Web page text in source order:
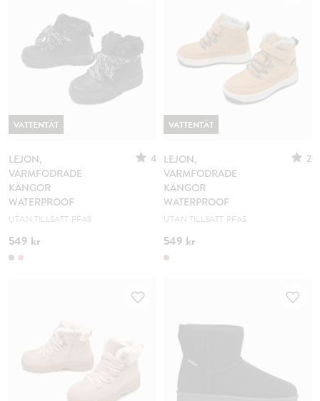
LEJON,
VARMFODRADE
KÄNGOR
WATERPROOF
4
UTAN TILLSATT PFAS
549 kr
VATTENTÄT
LEJON,
VARMFODRADE
KÄNGOR
WATERPROOF
2
UTAN TILLSATT PFAS
549 kr
VATTENTÄT